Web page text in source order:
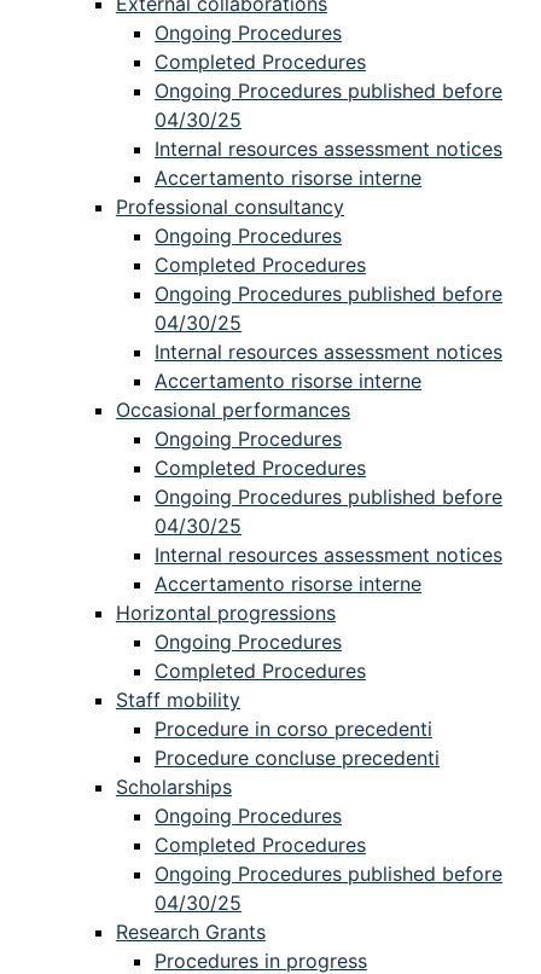
Ongoing Procedures
Completed Procedures
Ongoing Procedures published before
04/30/25
Internal resources assessment notices
Accertamento risorse interne
Professional consultancy
Ongoing Procedures
Completed Procedures
Ongoing Procedures published before
04/30/25
Internal resources assessment notices
Accertamento risorse interne
Occasional performances
Ongoing Procedures
Completed Procedures
Ongoing Procedures published before
04/30/25
Internal resources assessment notices
Accertamento risorse interne
Horizontal progressions
Ongoing Procedures
Completed Procedures
Staff mobility
Procedure in corso precedenti
Procedure concluse precedenti
Scholarships
Ongoing Procedures
Completed Procedures
Ongoing Procedures published before
04/30/25
Research Grants
Procedures in progress